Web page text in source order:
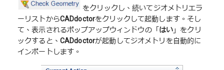
をクリックし、続いてジオメトリエラ
ーリストからCADdoctorをクリックして起動します。そし
て、表示されるポップアップウィンドウの「 はい」をクリ
ックすると、 CADdoctorが起動してジオメトリを自動的に
インポートします。